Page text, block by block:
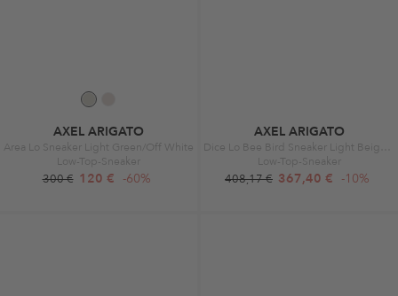
AXEL ARIGATO
Area Lo Sneaker Light Green/Off White
Low-Top-Sneaker
300 € 120 € -60%
AXEL ARIGATO
Low-Top-Sneaker
408,17 € 367,40 € -10%